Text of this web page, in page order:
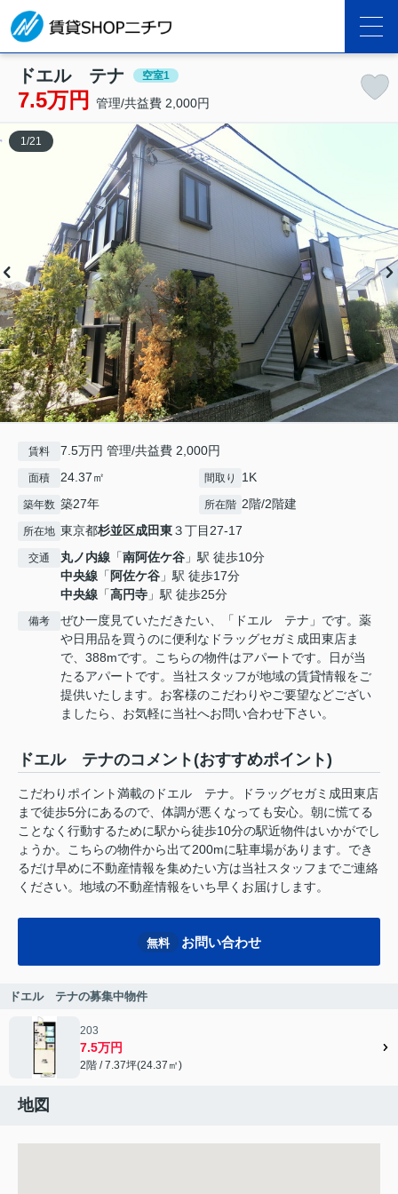
ドエル テナ 空室1
7.5万円 管理/共益費 2,000円
1 /21
賃料 7.5万円 管理/共益費 2,000円
面積 24.37㎡ 間取り 1K
築年数 築27年 所在階 2階/2階建
所在地 東京都杉並区成田東３丁目27-17
交通 丸ノ内線 「南阿佐ケ谷 」駅 徒歩10分
中央線 「 阿佐ケ谷 」駅 徒歩17分
中央線 「高円寺 」駅 徒歩25分
備考
ぜひ一度見ていただきたい、「ドエル テナ」です。薬
や日用品を買うのに便利なドラッグセガミ成田東店ま
で、388mです。こちらの物件はアパートです。日が当
たるアパートです。当社スタッフが地域の賃貸情報をご
提供いたします。お客様のこだわりやご要望などござい
ましたら、お気軽に当社へお問い合わせ下さい。
ドエル テナのコメント(おすすめポイント)
こだわりポイント満載のドエル テナ。ドラッグセガミ成田東店
まで徒歩5分にあるので、体調が悪くなっても安心。朝に慌てる
ことなく行動するために駅から徒歩10分の駅近物件はいかがでし
ょうか。こちらの物件から出て200mに駐車場があります。でき
るだけ早めに不動産情報を集めたい方は当社スタッフまでご連絡
ください。地域の不動産情報をいち早くお届けします。
無料 お問い合わせ
ドエル テナの募集中物件
203
7.5万円
2階 / 7.37坪(24.37㎡)
地図